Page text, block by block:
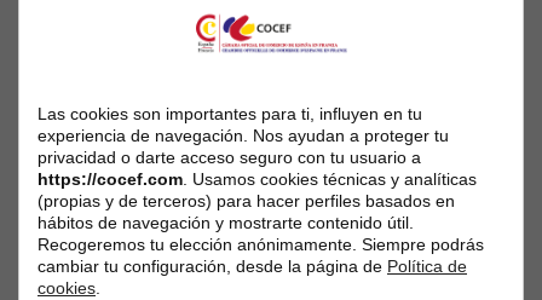
Colecta y conservación de la
de datos todas las informaciones comunicadas por él, con
solo efecto en la bolsa de empleo. Solo el personal de la
COCEF encargado de la explotación de la bolsa de empleo o
las personas especialmente autorizadas podrán tener acceso
a estas informaciones.
Utilización de la información
Las cookies son importantes para ti, influyen en tu
experiencia de navegación. Nos ayudan a proteger tu
privacidad o darte acceso seguro con tu usuario a
https://cocef.com. Usamos cookies técnicas y analíticas
(propias y de terceros) para hacer perfiles basados en
hábitos de navegación y mostrarte contenido útil.
Recogeremos tu elección anónimamente. Siempre podrás
cambiar tu configuración, desde la página de Política de
cookies.